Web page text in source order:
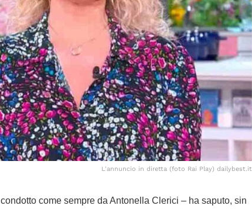
L'annuncio in diretta (foto Rai Play) dailybest.it
come sempre da Antonella Clerici – ha saputo, sin